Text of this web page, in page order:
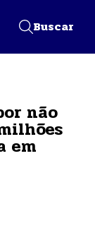
Buscar
não
em